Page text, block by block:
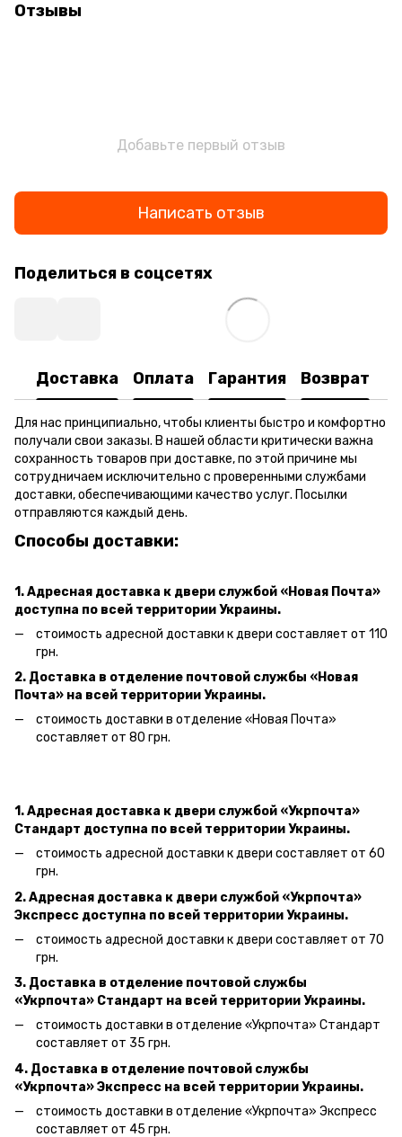
Отзывы
Добавьте первый отзыв
Написать отзыв
Поделиться в соцсетях
Доставка Оплата Гарантия Возврат
Для нас принципиально, чтобы клиенты быстро и комфортно
получали свои заказы. В нашей области критически важна
сохранность товаров при доставке, по этой причине мы
сотрудничаем исключительно с проверенными службами
доставки, обеспечивающими качество услуг. Посылки
отправляются каждый день.
Способы доставки:
1. Адресная доставка к двери службой «Новая Почта»
доступна по всей территории Украины.
стоимость адресной доставки к двери составляет от 110
грн.
2. Доставка в отделение почтовой службы «Новая
Почта» на всей территории Украины.
стоимость доставки в отделение «Новая Почта»
составляет от 80 грн.
1. Адресная доставка к двери службой «Укрпочта»
Стандарт доступна по всей территории Украины.
стоимость адресной доставки к двери составляет от 60
грн.
2. Адресная доставка к двери службой «Укрпочта»
Экспресс доступна по всей территории Украины.
стоимость адресной доставки к двери составляет от 70
грн.
3. Доставка в отделение почтовой службы
«Укрпочта» Стандарт на всей территории Украины.
стоимость доставки в отделение «Укрпочта» Стандарт
составляет от 35 грн.
4. Доставка в отделение почтовой службы
«Укрпочта» Экспресс на всей территории Украины.
стоимость доставки в отделение «Укрпочта» Экспресс
составляет от 45 грн.